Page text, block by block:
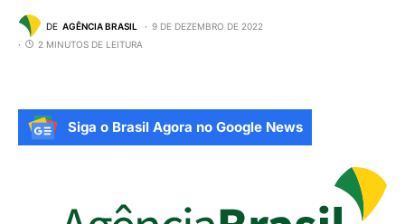
DE AGÊNCIA BRASIL
9 DE DEZEMBRO DE 2022
2 MINUTOS DE LEITURA
Siga o Brasil Agora no Google News